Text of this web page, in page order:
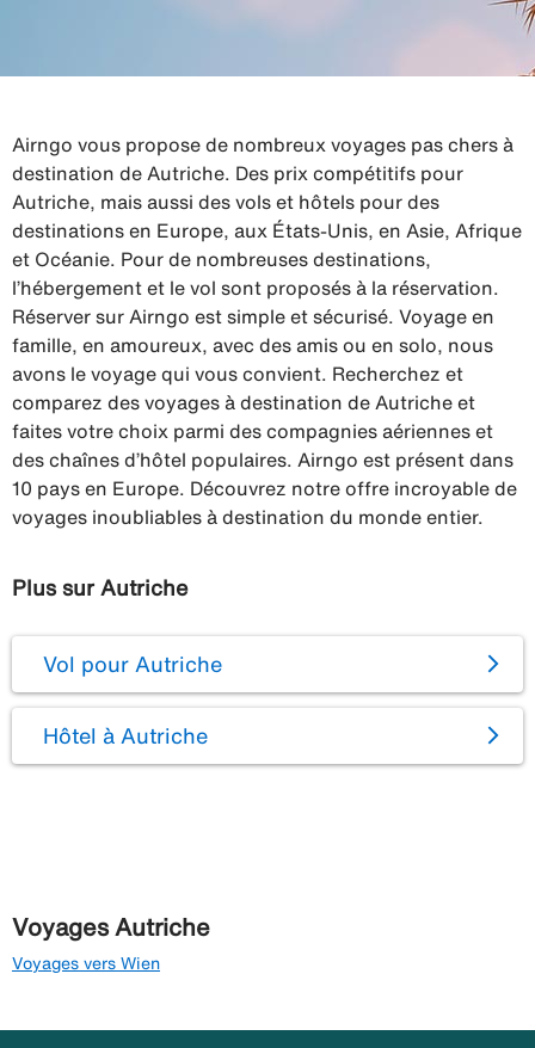
Airngo vous propose de nombreux voyages pas chers à
destination de Autriche. Des prix compétitifs pour
Autriche, mais aussi des vols et hôtels pour des
destinations en Europe, aux États-Unis, en Asie, Afrique
et Océanie. Pour de nombreuses destinations,
l’hébergement et le vol sont proposés à la réservation.
Réserver sur Airngo est simple et sécurisé. Voyage en
famille, en amoureux, avec des amis ou en solo, nous
avons le voyage qui vous convient. Recherchez et
comparez des voyages à destination de Autriche et
faites votre choix parmi des compagnies aériennes et
des chaînes d’hôtel populaires. Airngo est présent dans
10 pays en Europe. Découvrez notre offre incroyable de
voyages inoubliables à destination du monde entier.
Plus sur Autriche
Vol pour Autriche
Hôtel à Autriche
Voyages Autriche
Voyages vers Wien